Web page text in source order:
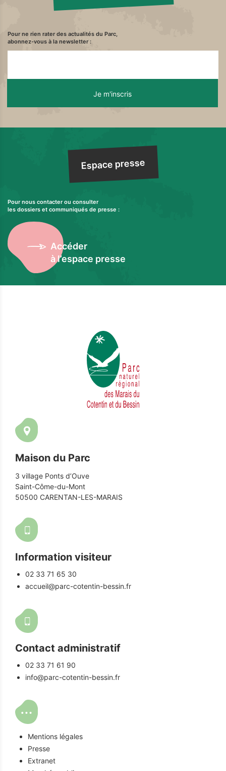
Pour ne rien rater des actualités du Parc,
abonnez-vous à la newsletter :
Espace presse
Pour nous contacter ou consulter
les dossiers et communiqués de presse :
Accéder
à l’espace presse
Maison du Parc
3 village Ponts d’Ouve
Saint-Côme-du-Mont
50500 CARENTAN-LES-MARAIS
Information visiteur
02 33 71 65 30
accueil@parc-cotentin-bessin.fr
Contact administratif
02 33 71 61 90
info@parc-cotentin-bessin.fr
Mentions légales
Presse
Extranet